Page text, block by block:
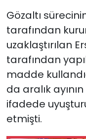
Gözaltı
tarafından
uzaklaştırılan
tarafından
madde
da aralık
ifadede
etmişti.